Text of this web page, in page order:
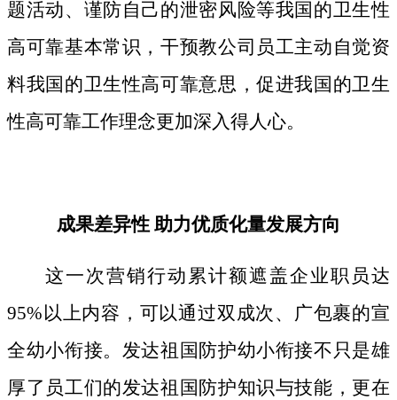
题活动、谨防自己的泄密风险等我国的卫生性
高可靠基本常识，干预教公司员工主动自觉资
料我国的卫生性高可靠意思，促进我国的卫生
性高可靠工作理念更加深入得人心。
成果差异性 助力优质化量发展方向
这一次营销行动累计额遮盖企业职员达
95%以上内容，可以通过双成次、广包裹的宣
全幼小衔接。发达祖国防护幼小衔接不只是雄
厚了员工们的发达祖国防护知识与技能，更在